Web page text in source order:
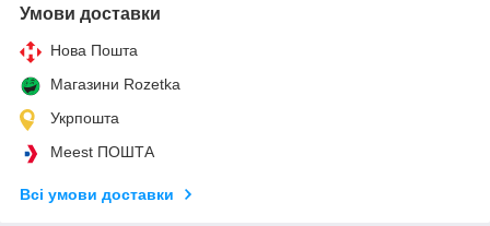
Умови доставки
Нова Пошта
Магазини Rozetka
Укрпошта
Meest ПОШТА
Всі умови доставки